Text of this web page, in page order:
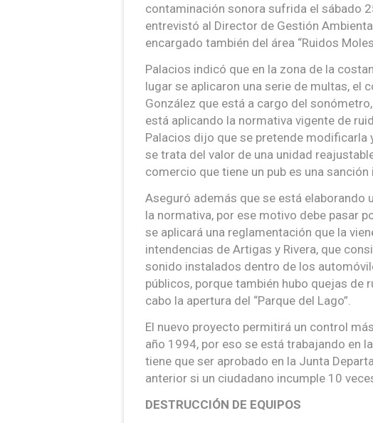
contaminación sonora sufrida el sábado
entrevistó al Director de Gestión
encargado también del área “Ruidos
Palacios indicó que en la zona de la
lugar se aplicaron una serie de multas, el
González que está a cargo del
está aplicando la normativa vigente de
Palacios dijo que se pretende modificarla
se trata del valor de una unidad
comercio que tiene un pub es una
Aseguró además que se está elaborando
la normativa, por ese motivo debe pasar
se aplicará una reglamentación que la
intendencias de Artigas y Rivera, que
sonido instalados dentro de los
públicos, porque también hubo quejas de
cabo la apertura del “Parque del Lago”.
El nuevo proyecto permitirá un control
año 1994, por eso se está trabajando en
tiene que ser aprobado en la Junta
anterior si un ciudadano incumple 10
DESTRUCCIÓN DE EQUIPOS